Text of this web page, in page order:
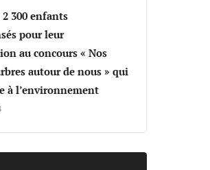
300 enfants
pour leur
au concours « Nos
autour de nous » qui
à l’environnement